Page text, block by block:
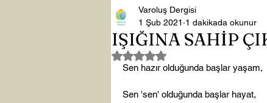
IŞIĞINA SAHİP
Varoluş Dergisi
1 Şub 2021 1 dakikada okunur
5 üzerinden NaN yıldız
Sen hazır olduğunda başlar yaşam,
Sen 'sen' olduğunda başlar hayat,